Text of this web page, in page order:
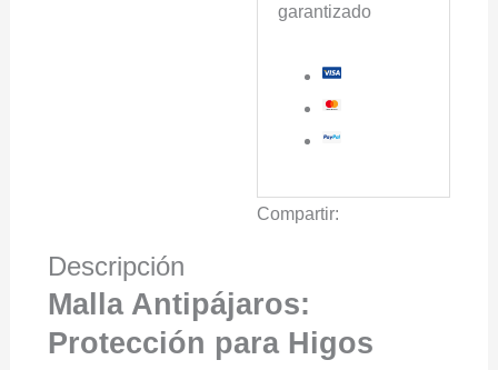
garantizado
Compartir:
Descripción
Malla Antipájaros:
Protección para Higos